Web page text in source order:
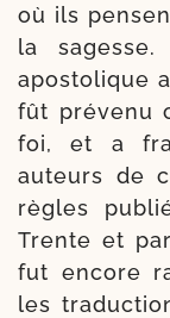
où ils
la
apos­to­lique
fût pré­ve­nu
foi, et a
auteurs de
règles
Trente et
fut encore
les